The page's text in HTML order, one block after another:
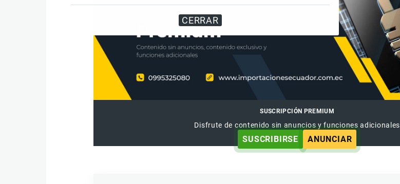
CERRAR
SUSCRIPCIÓN PREMIUM
Disfrute de contenido sin anuncios y funciones adicionales
SUSCRIBIRSE ANUNCIAR